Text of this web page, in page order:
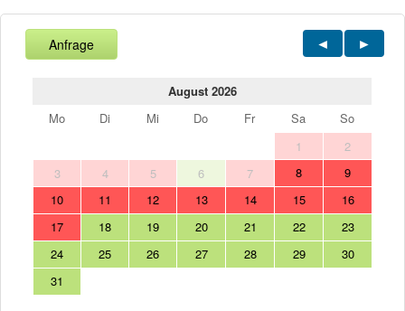
Anfrage
August 2026
Mo
Di Mi Do Fr Sa
So
1
2
3
4 5 6 7 8
9
10
11 12 13 14 15
16
17
18 19 20 21 22
23
24
25 26 27 28 29
30
31